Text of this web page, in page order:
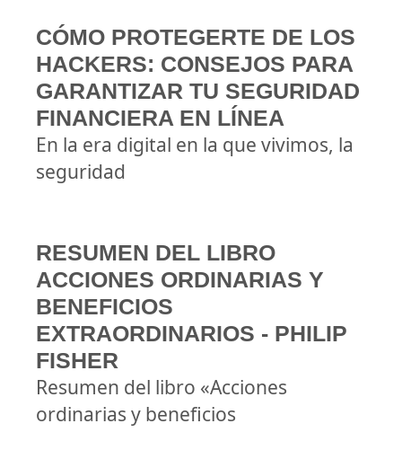
CÓMO PROTEGERTE DE LOS
HACKERS: CONSEJOS PARA
GARANTIZAR TU SEGURIDAD
FINANCIERA EN LÍNEA
En la era digital en la que vivimos, la
seguridad
RESUMEN DEL LIBRO
ACCIONES ORDINARIAS Y
BENEFICIOS
EXTRAORDINARIOS - PHILIP
FISHER
Resumen del libro «Acciones
ordinarias y beneficios